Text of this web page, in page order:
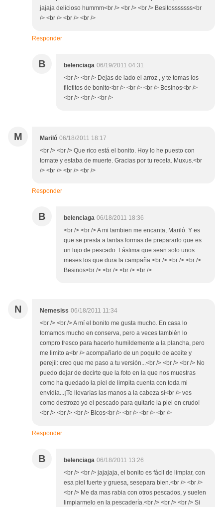
jajaja delicioso hummm<br /> <br /> <br /> Besitosssssss<br
/> <br /> <br /> <br />
Responder
B belenciaga 06/19/2011 04:31
<br /> <br /> Dejas de lado el arroz , y te tomas los
filetitos de bonito<br /> <br /> <br /> Besinos<br />
<br /> <br /> <br />
M Mariló 06/18/2011 18:17
<br /> <br /> Que rico está el bonito. Hoy lo he puesto con
tomate y estaba de muerte. Gracias por tu receta. Muxus.<br
/> <br /> <br /> <br />
Responder
B belenciaga 06/18/2011 18:36
<br /> <br /> A mi tambien me encanta, Mariló. Y es
que se presta a tantas formas de prepararlo que es
un lujo de pescado. Lástima que sean solo unos
meses los que dura la campaña.<br /> <br /> <br />
Besinos<br /> <br /> <br /> <br />
N Nemesiss 06/18/2011 11:34
<br /> <br /> A mí el bonito me gusta mucho. En casa lo
tomamos mucho en conserva, pero a veces también lo
compro fresco para hacerlo humildemente a la plancha, pero
me limito a<br /> acompañarlo de un poquito de aceite y
perejil: creo que me paso a tu versión...<br /> <br /> <br /> No
puedo dejar de decirte que la foto en la que nos muestras
como ha quedado la piel de limpita cuenta con toda mi
envidia...¡Te llevarías las manos a la cabeza si<br /> ves
como destrozo yo el pescado para quitarle la piel en crudo!
<br /> <br /> <br /> Bicos<br /> <br /> <br /> <br />
Responder
B belenciaga 06/18/2011 13:26
<br /> <br /> jajajaja, el bonito es fácil de limpiar, con
esa piel fuerte y gruesa, sesepara bien.<br /> <br />
<br /> Me da mas rabia con otros pescados, y suelen
limpiarmelo en la pescadería.<br /> <br /> <br /> Si